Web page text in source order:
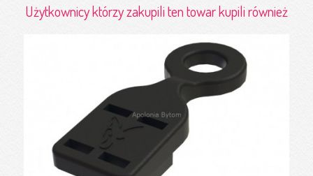
Użytkownicy którzy zakupili ten towar kupili również